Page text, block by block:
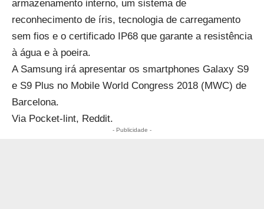
armazenamento interno, um sistema de
reconhecimento de íris, tecnologia de carregamento
sem fios e o certificado IP68 que garante a resistência
à água e à poeira.
A Samsung irá apresentar os smartphones Galaxy S9
e S9 Plus no Mobile World Congress 2018 (MWC) de
Barcelona.
ViaPocket-lint, Reddit.
- Publicidade -